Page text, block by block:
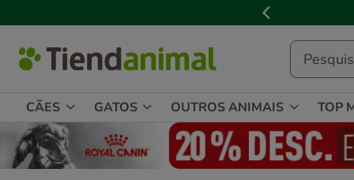
de
mensagem,
CÃES GATOS OUTROS ANIMAIS TOP